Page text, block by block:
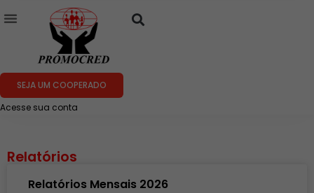
Acesse sua conta
SEJA UM COOPERADO
Relatórios
Relatórios Mensais 2026